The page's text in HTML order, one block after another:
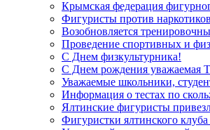
Крымская федерация
Фигуристы против
Возобновляется
Проведение спортивных и
С Днем физкультурника!
С Днем рождения уважаемая
Уважаемые школьники,
Информация о тестах по
Ялтинские фигуристы
Фигуристки ялтинского